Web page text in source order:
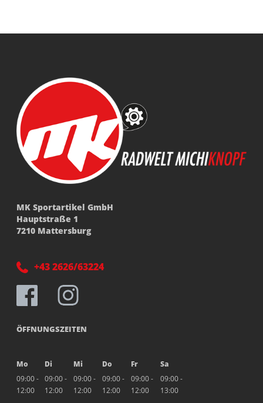
MK Sportartikel GmbH
Hauptstraße 1
7210 Mattersburg
+43 2626/63224
ÖFFNUNGSZEITEN
Mo Di Mi Do Fr
Sa
09:00 -
12:00
09:00 -
12:00
09:00 -
12:00
09:00 -
12:00
09:00 -
12:00
09:00 -
13:00